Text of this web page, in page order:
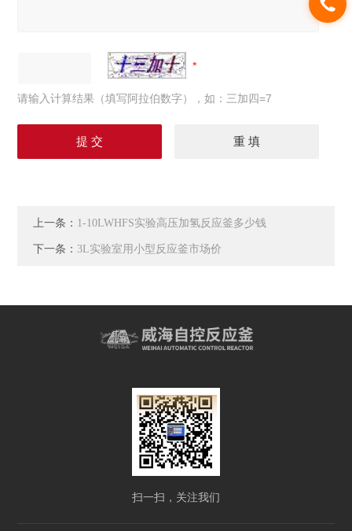
请输入计算结果（填写阿拉伯数字），如：三加四=7
上一条： 1-10LWHFS实验高压加氢反应釜多少钱
下一条：3L实验室用小型反应釜市场价
扫一扫，关注我们